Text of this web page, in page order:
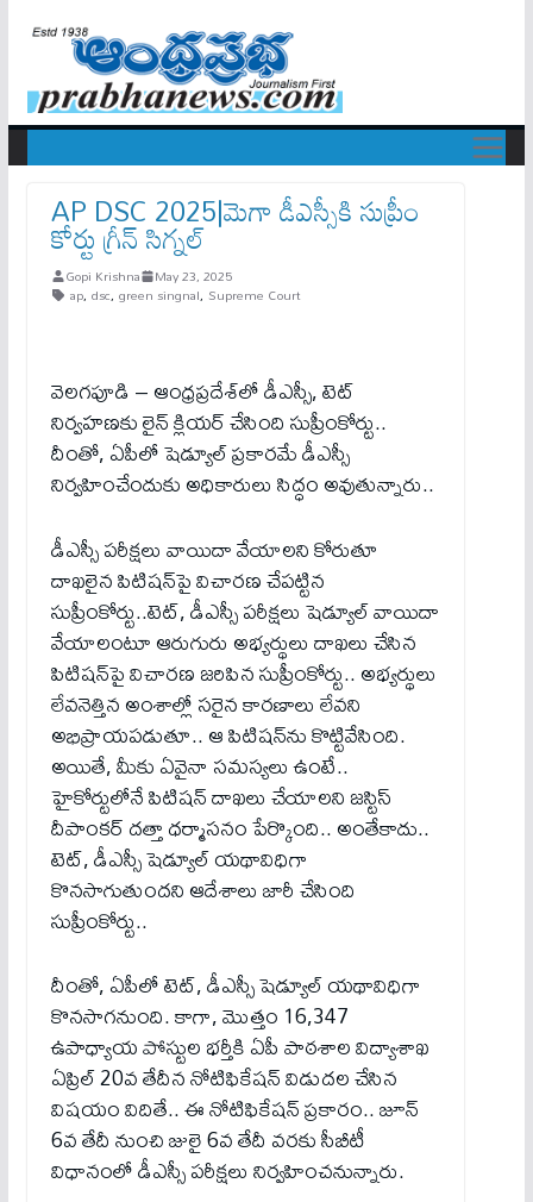
AP DSC 2025|మెగా డీఎస్సీకి సుప్రీం
కోర్టు గ్రీన్ సిగ్నల్
Gopi Krishna May 23, 2025
ap, dsc, green singnal, Supreme Court
వెలగపూడి – ఆంధ్రప్రదేశ్‌లో డీఎస్సీ, టెట్‌
నిర్వహణకు లైన్‌ క్లియర్‌ చేసింది సుప్రీంకోర్టు..
దీంతో, ఏపీలో షెడ్యూల్ ప్రకారమే డీఎస్సీ
నిర్వహించేందుకు అధికారులు సిద్ధం అవుతున్నారు..
డీఎస్సీ పరీక్షలు వాయిదా వేయాలని కోరుతూ
దాఖలైన పిటిషన్‌పై విచారణ చేపట్టిన
సుప్రీంకోర్టు..టెట్‌, డీఎస్సీ పరీక్షలు షెడ్యూల్‌ వాయిదా
వేయాలంటూ ఆరుగురు అభ్యర్థులు దాఖలు చేసిన
పిటిషన్‌పై విచారణ జరిపిన సుప్రీంకోర్టు.. అభ్యర్థులు
లేవనెత్తిన అంశాల్లో సరైన కారణాలు లేవని
అభిప్రాయపడుతూ.. ఆ పిటిషన్‌ను కొట్టివేసింది.
అయితే, మీకు ఏవైనా సమస్యలు ఉంటే..
హైకోర్టులోనే పిటిషన్‌ దాఖలు చేయాలని జస్టిస్‌
దీపాంకర్‌ దత్తా ధర్మాసనం పేర్కొంది.. అంతేకాదు..
టెట్‌, డీఎస్సీ షెడ్యూల్‌ యథావిధిగా
కొనసాగుతుందని ఆదేశాలు జారీ చేసింది
సుప్రీంకోర్టు..
దీంతో, ఏపీలో టెట్‌, డీఎస్సీ షెడ్యూల్‌ యథావిధిగా
కొనసాగనుంది. కాగా, మొత్తం 16,347
ఉపాధ్యాయ పోస్టుల భర్తీకి ఏపీ పాఠశాల విద్యాశాఖ
ఏప్రిల్‌ 20వ తేదీన నోటిఫికేషన్‌ విడుదల చేసిన
విషయం విదితే.. ఈ నోటిఫికేషన్‌ ప్రకారం.. జూన్‌
6వ తేదీ నుంచి జులై 6వ తేదీ వరకు సీబీటీ
విధానంలో డీఎస్సీ పరీక్షలు నిర్వహించనున్నారు.